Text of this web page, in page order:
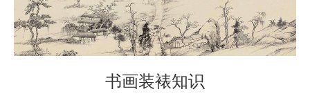
书画装裱知识